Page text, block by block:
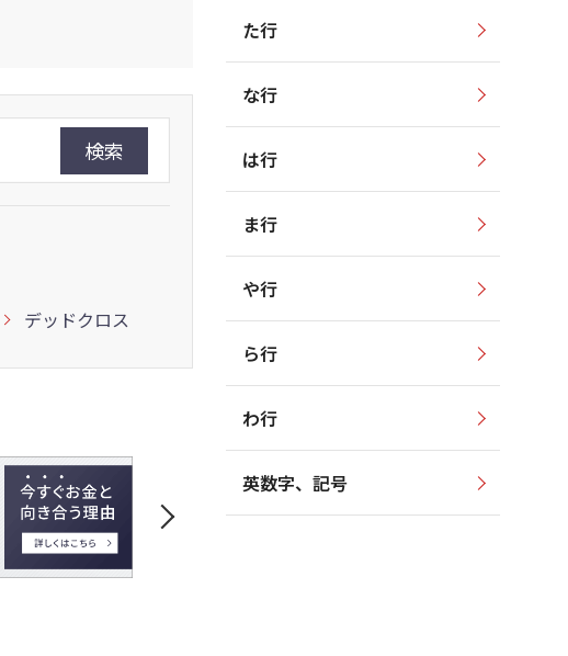
検索
デッドクロス
た行
な行
は行
ま行
や行
ら行
わ行
英数字、記号